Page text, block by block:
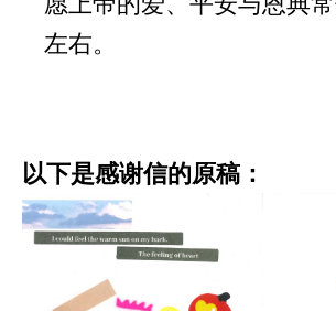
左右。
以下是感谢信的原稿：